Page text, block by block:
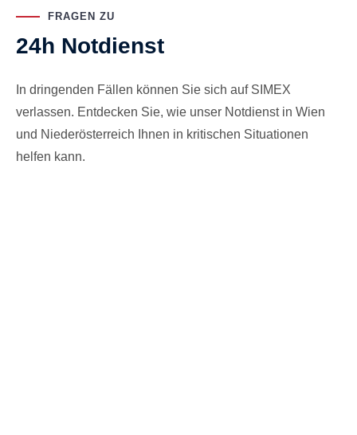
FRAGEN ZU
24h Notdienst
In dringenden Fällen können Sie sich auf SIMEX
verlassen. Entdecken Sie, wie unser Notdienst in Wien
und Niederösterreich Ihnen in kritischen Situationen
helfen kann.